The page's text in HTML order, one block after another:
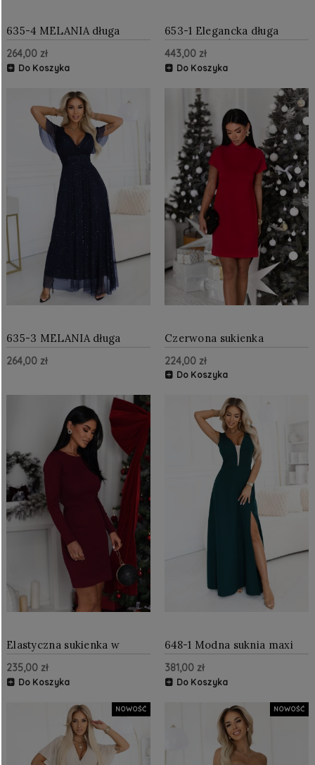
635-4 MELANIA długa
błyszcząca suknia z
dekoltem i krótkim
rękawkiem - czekolada
264,00 zł
Do Koszyka
653-1 Elegancka długa
sukienka z różą, paskiem i
wysokim rozcięciem -
butelkowa zieleń
443,00 zł
Do Koszyka
635-3 MELANIA długa
błyszcząca suknia z
dekoltem i krótkim
264,00 zł
Czerwona sukienka
dzianinowa z golfem KLER
224,00 zł
Do Koszyka
Elastyczna sukienka w
prążek NOLIA
235,00 zł
Do Koszyka
648-1 Modna suknia maxi
podkreślająca sylwetkę z
rozcięciem na nogę -
butelkowa zieleń
381,00 zł
Do Koszyka
NOWOŚĆ NOWOŚĆ